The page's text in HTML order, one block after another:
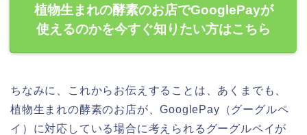
植物生まれの酵素のお店でGooglePayが
使えるのかを今すぐ知りたい方はこちら
ちなみに、これからお伝えすることは、あくまでも、
植物生まれの酵素のお店が、GooglePay（グーグルペ
イ）に対応している場合に考えられるグーグルペイが